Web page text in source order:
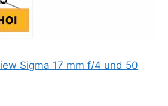
Sigma 17 mm f/4 und 50